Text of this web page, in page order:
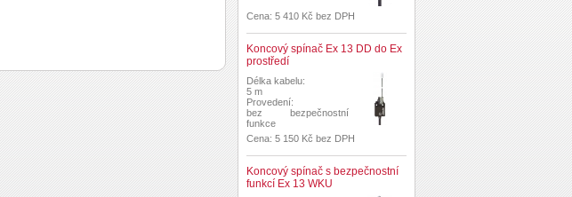
Cena: 5 410 Kč bez DPH
Koncový spínač Ex 13 DD do Ex
prostředí
Délka kabelu:
5 m
Provedení:
bez bezpečnostní
funkce
Cena: 5 150 Kč bez DPH
Koncový spínač s bezpečnostní
funkcí Ex 13 WKU